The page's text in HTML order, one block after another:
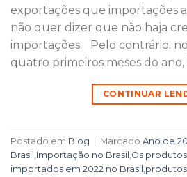
exportações que importações
não quer dizer que não haja
importações. Pelo contrário:
quatro primeiros meses do ano,
CONTINUAR
Postado em Blog Marcado Ano de
Brasil ,Importação no Brasil ,Os
importados em 2022 no Brasil ,